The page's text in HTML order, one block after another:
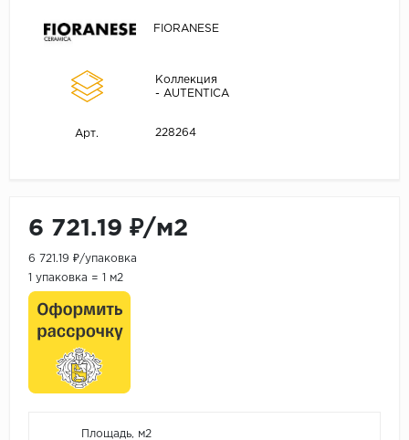
FIORANESE
Коллекция
- AUTENTICA
Арт. 228264
6 721.19 ₽/м2
6 721.19 ₽/упаковка
1 упаковка = 1 м2
Площадь, м2